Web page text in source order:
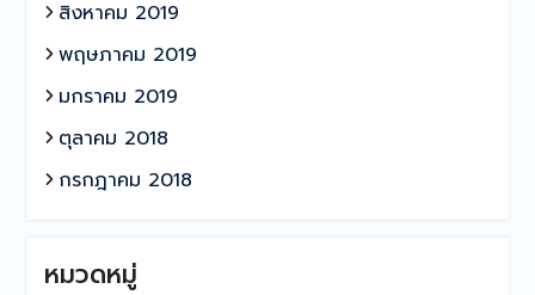
สิงหาคม 2019
พฤษภาคม 2019
มกราคม 2019
ตุลาคม 2018
กรกฎาคม 2018
หมวดหมู่